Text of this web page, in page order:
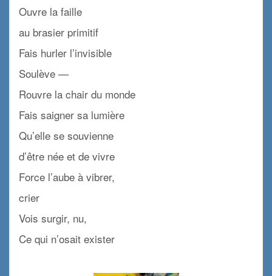
Ouvre la faille
au brasier primitif
Fais hurler l’invisible
Soulève —
Rouvre la chair du monde
Fais saigner sa lumière
Qu’elle se souvienne
d’être née et de vivre
Force l’aube à vibrer,
crier
Vois surgir, nu,
Ce qui n’osait exister